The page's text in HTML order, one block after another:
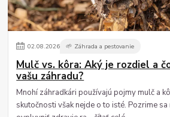
02.08.2026 🌱 Záhrada a pestovanie
Mulč vs. kôra: Aký je rozdiel a
vašu záhradu?
Mnohí záhradkári používajú pojmy mulč a
skutočnosti však nejde o to isté. Pozrime